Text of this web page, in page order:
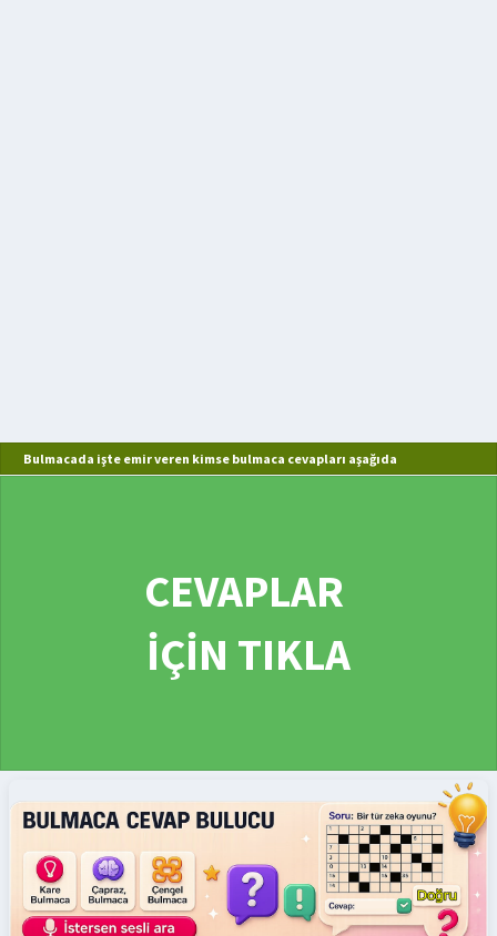
Bulmacada işte emir veren kimse bulmaca cevapları aşağıda
CEVAPLAR
İÇİN TIKLA